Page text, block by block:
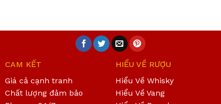
CAM KẾT
Giá cả cạnh tranh
Chất lượng đảm bảo
HIỂU VỀ RƯỢU
Hiểu Về Whisky
Hiểu Về Vang